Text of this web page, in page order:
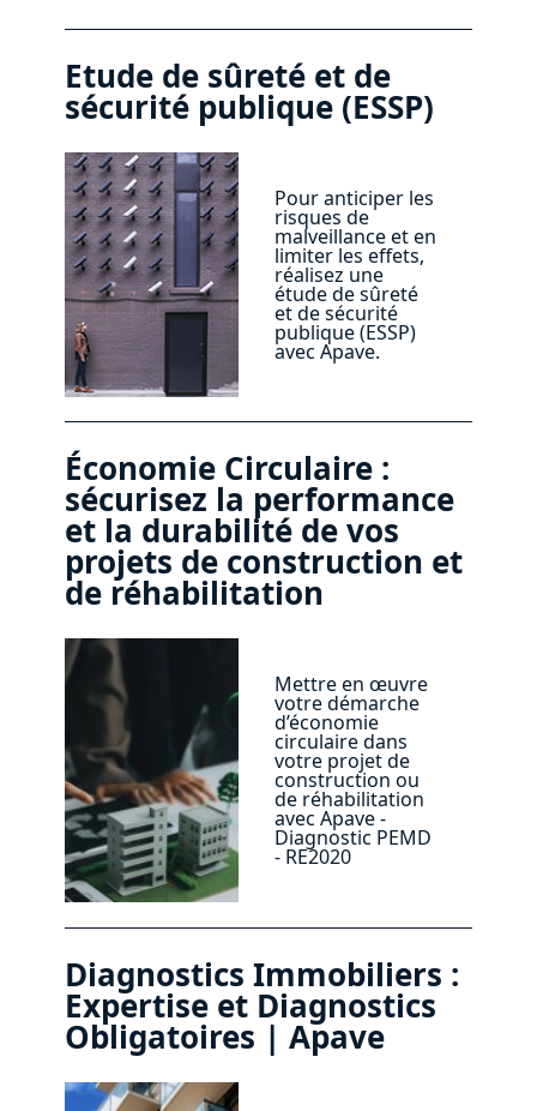
Etude de sûreté et de
sécurité publique (ESSP)
Pour anticiper les
risques de
malveillance et en
limiter les effets,
réalisez une
étude de sûreté
et de sécurité
publique (ESSP)
avec Apave.
Économie Circulaire :
sécurisez la performance
et la durabilité de vos
projets de construction et
de réhabilitation
Mettre en œuvre
votre démarche
d’économie
circulaire dans
votre projet de
construction ou
de réhabilitation
avec Apave -
Diagnostic PEMD
- RE2020
Diagnostics Immobiliers :
Expertise et Diagnostics
Obligatoires | Apave